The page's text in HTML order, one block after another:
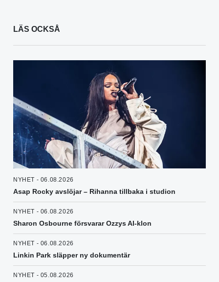
LÄS OCKSÅ
NYHET - 06.08.2026
Asap Rocky avslöjar – Rihanna tillbaka i studion
NYHET - 06.08.2026
Sharon Osbourne försvarar Ozzys AI-klon
NYHET - 06.08.2026
Linkin Park släpper ny dokumentär
NYHET - 05.08.2026